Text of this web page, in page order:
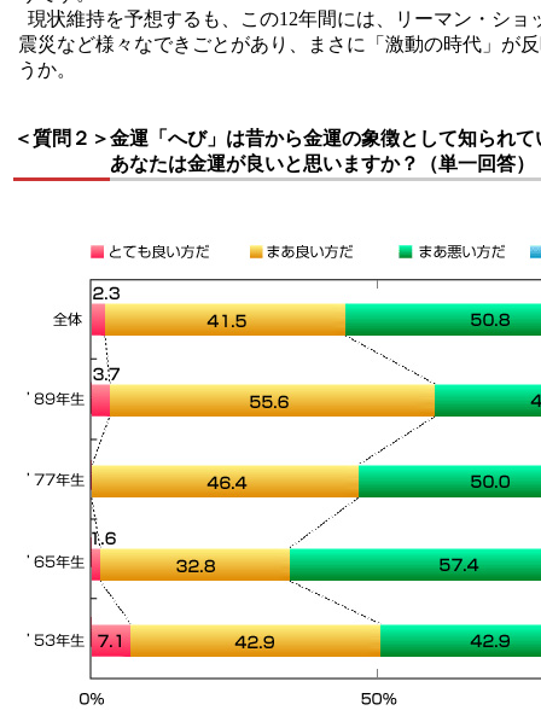
現状維持を予想するも、この12年間には、リーマン・ショ
震災など様々なできごとがあり、まさに「激動の時代」が
うか。
＜質問２＞金運「へび」は昔から金運の象徴として知られて
あなたは金運が良いと思いますか？（単一回答）